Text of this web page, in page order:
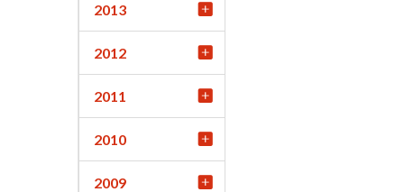
2013
2012
2011
2010
2009